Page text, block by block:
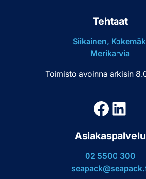
Tehtaat
Siikainen,
Merikarvia
Toimisto avoinna arkisin
Asiakaspalvelu
02 5500 300